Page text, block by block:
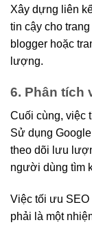
Xây dựng liên
tin cậy cho
blogger hoặc
lượng.
6. Phân tích
Cuối cùng, việc
Sử dụng
theo dõi lưu
người dùng tìm
Việc tối ưu SEO
phải là một